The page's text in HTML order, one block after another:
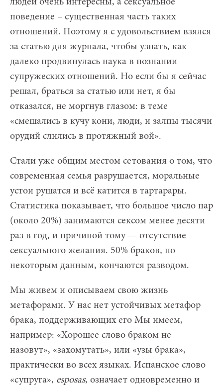
поведение – существенная часть таких
отношений. Поэтому я с удовольствием взялся
за статью для журнала, чтобы узнать, как
далеко продвинулась наука в познании
супружеских отношений. Но если бы я сейчас
решал, браться за статью или нет, я бы
отказался, не моргнув глазом: в теме
«смешались в кучу кони, люди, и залпы тысячи
орудий слились в протяжный вой».
Стали уже общим местом сетования о том, что
современная семья разрушается, моральные
устои рушатся и всё катится в тартарары.
Статистика показывает, что большое число пар
(около 20%) занимаются сексом менее десяти
раз в год, и причиной тому — отсутствие
сексуального желания. 50% браков, по
некоторым данным, кончаются разводом.
Мы живем и описываем свою жизнь
метафорами. У нас нет устойчивых метафор
брака, поддерживающих его Мы имеем,
например: «Хорошее слово браком не
назовут», «захомутать», или «узы брака»,
практически во всех языках. Испанское слово
«супруга», esposas, означает одновременно и